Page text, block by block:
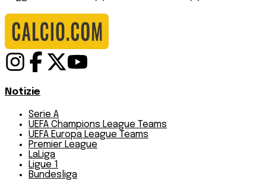
Notizie
Serie A
UEFA Champions League Teams
UEFA Europa League Teams
Premier League
LaLiga
Ligue 1
Bundesliga